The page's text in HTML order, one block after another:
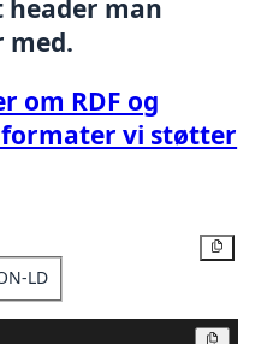
header man
med.
om RDF og
vi støtter
LD